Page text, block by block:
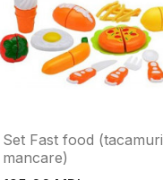
Set Fast food (tacamuri
mancare)